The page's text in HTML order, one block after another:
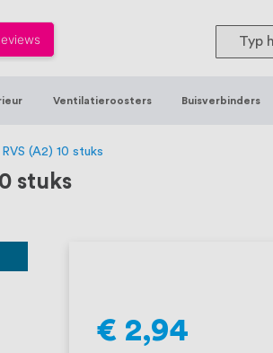
RVS producten voor
onze webshop vind je
volgens jouw specifieke
goede relatie met
Search
Ventilatieroosters Buisverbinders
(A2) 10 stuks
stuks
€ 2,94